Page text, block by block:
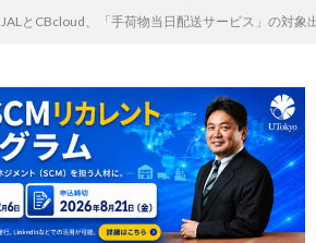
JALとCBcloud、「手荷物当日配送サービス」の対象